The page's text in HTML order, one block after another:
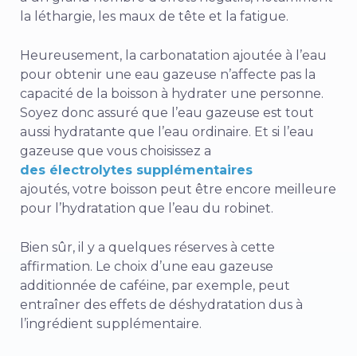
la léthargie, les maux de tête et la fatigue.
Heureusement, la carbonatation ajoutée à l’eau
pour obtenir une eau gazeuse n’affecte pas la
capacité de la boisson à hydrater une personne.
Soyez donc assuré que l’eau gazeuse est tout
aussi hydratante que l’eau ordinaire. Et si l’eau
gazeuse que vous choisissez a
des électrolytes supplémentaires
ajoutés, votre boisson peut être encore meilleure
pour l’hydratation que l’eau du robinet.
Bien sûr, il y a quelques réserves à cette
affirmation. Le choix d’une eau gazeuse
additionnée de caféine, par exemple, peut
entraîner des effets de déshydratation dus à
l’ingrédient supplémentaire.